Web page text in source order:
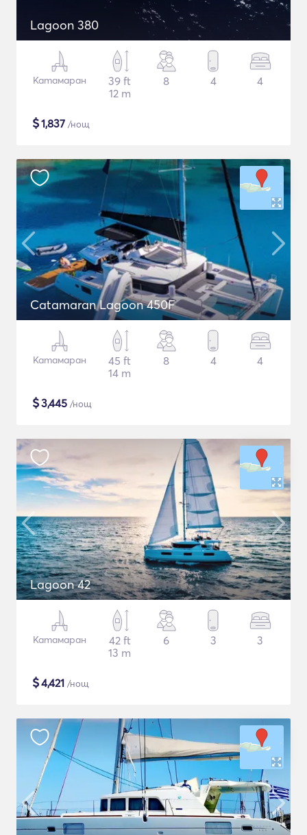
Lagoon 380
Катамаран
39 ft
12 m
8 4 4
$1,837 /нощ
Catamaran Lagoon 450F
Катамаран
45 ft
14 m
8 4 4
$3,445 /нощ
Lagoon 42
Катамаран
42 ft
13 m
6 3 3
$4,421 /нощ